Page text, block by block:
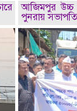
আজিমপুর উচ্চ
পুনরায়